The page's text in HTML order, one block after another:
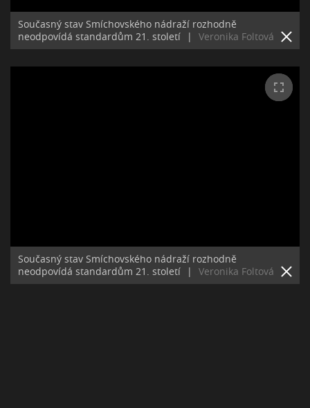
Současný stav Smíchovského nádraží rozhodně
neodpovídá standardům 21. století
| Veronika Foltová
Současný stav Smíchovského nádraží rozhodně
neodpovídá standardům 21. století
| Veronika Foltová